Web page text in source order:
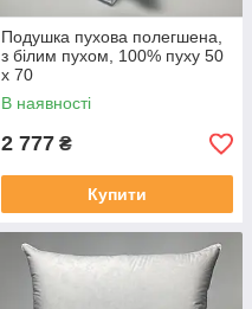
Подушка пухова полегшена,
з білим пухом, 100% пуху 50
x 70
В наявності
2 777 ₴
Купити